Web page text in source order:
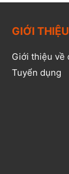
GIỚI
Giới thiệu về
Tuyển dụng